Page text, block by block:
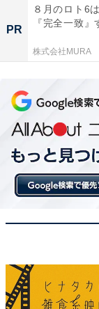
PR
８月のロト6
『完全一致』
株式会社MURA